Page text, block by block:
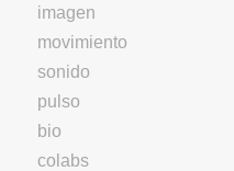
imagen
movimiento
sonido
pulso
bio
colabs